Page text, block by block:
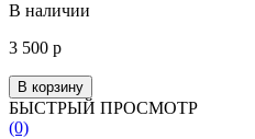
В наличии
3 500 р
В корзину
БЫСТРЫЙ ПРОСМОТР
(0)